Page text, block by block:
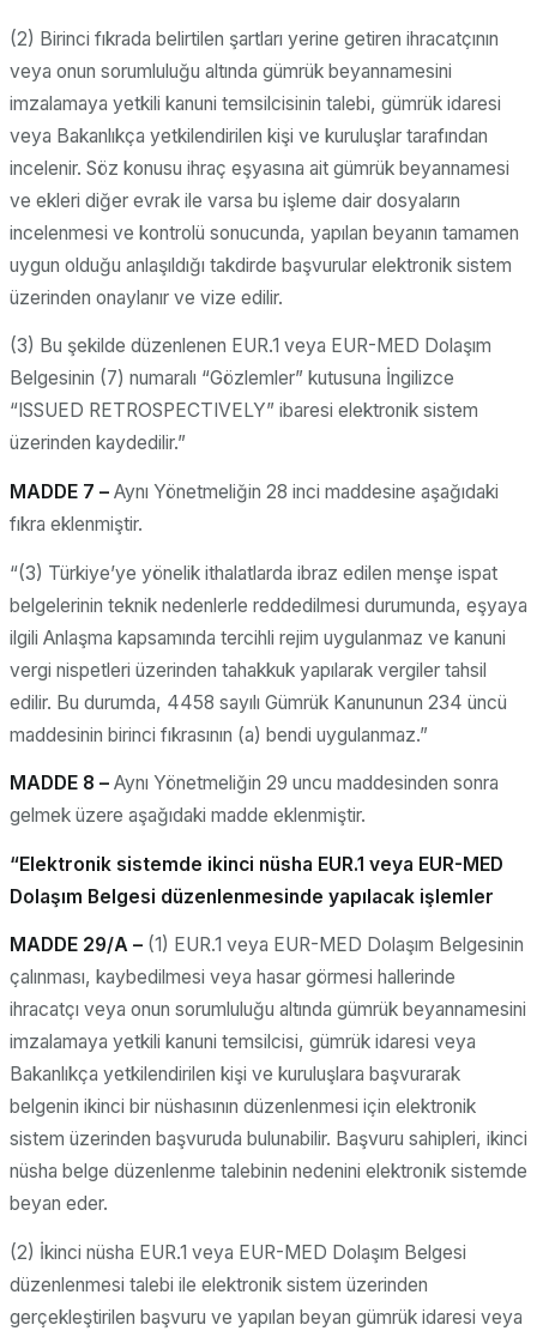
(2) Birinci fıkrada belirtilen şartları yerine getiren ihracatçının
veya onun sorumluluğu altında gümrük beyannamesini
imzalamaya yetkili kanuni temsilcisinin talebi, gümrük idaresi
veya Bakanlıkça yetkilendirilen kişi ve kuruluşlar tarafından
incelenir. Söz konusu ihraç eşyasına ait gümrük beyannamesi
ve ekleri diğer evrak ile varsa bu işleme dair dosyaların
incelenmesi ve kontrolü sonucunda, yapılan beyanın tamamen
uygun olduğu anlaşıldığı takdirde başvurular elektronik sistem
üzerinden onaylanır ve vize edilir.
(3) Bu şekilde düzenlenen EUR.1 veya EUR-MED Dolaşım
Belgesinin (7) numaralı “Gözlemler” kutusuna İngilizce
“ISSUED RETROSPECTIVELY” ibaresi elektronik sistem
üzerinden kaydedilir.”
MADDE 7 – Aynı Yönetmeliğin 28 inci maddesine aşağıdaki
fıkra eklenmiştir.
“(3) Türkiye’ye yönelik ithalatlarda ibraz edilen menşe ispat
belgelerinin teknik nedenlerle reddedilmesi durumunda, eşyaya
ilgili Anlaşma kapsamında tercihli rejim uygulanmaz ve kanuni
vergi nispetleri üzerinden tahakkuk yapılarak vergiler tahsil
edilir. Bu durumda, 4458 sayılı Gümrük Kanununun 234 üncü
maddesinin birinci fıkrasının (a) bendi uygulanmaz.”
MADDE 8 – Aynı Yönetmeliğin 29 uncu maddesinden sonra
gelmek üzere aşağıdaki madde eklenmiştir.
“Elektronik sistemde ikinci nüsha EUR.1 veya EUR-MED
Dolaşım Belgesi düzenlenmesinde yapılacak işlemler
MADDE 29/A – (1) EUR.1 veya EUR-MED Dolaşım Belgesinin
çalınması, kaybedilmesi veya hasar görmesi hallerinde
ihracatçı veya onun sorumluluğu altında gümrük beyannamesini
imzalamaya yetkili kanuni temsilcisi, gümrük idaresi veya
Bakanlıkça yetkilendirilen kişi ve kuruluşlara başvurarak
belgenin ikinci bir nüshasının düzenlenmesi için elektronik
sistem üzerinden başvuruda bulunabilir. Başvuru sahipleri, ikinci
nüsha belge düzenlenme talebinin nedenini elektronik sistemde
beyan eder.
(2) İkinci nüsha EUR.1 veya EUR-MED Dolaşım Belgesi
düzenlenmesi talebi ile elektronik sistem üzerinden
gerçekleştirilen başvuru ve yapılan beyan gümrük idaresi veya